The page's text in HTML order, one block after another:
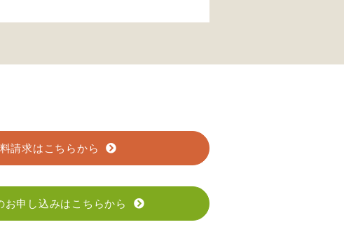
請求はこちらから
お申し込みはこちらから